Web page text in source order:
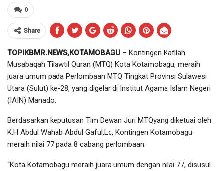
0
Share
TOPIKBMR.NEWS,KOTAMOBAGU – Kontingen Kafilah
Musabaqah Tilawtil Quran (MTQ) Kota Kotamobagu, meraih
juara umum pada Perlombaan MTQ Tingkat Provinsi Sulawesi
Utara (Sulut) ke-28, yang digelar di Institut Agama Islam Negeri
(IAIN) Manado.
Berdasarkan keputusan Tim Dewan Juri MTQyang diketuai oleh
K.H Abdul Wahab Abdul Gaful,Lc, Kontingen Kotamobagu
meraih nilai 77 pada 8 cabang perlombaan.
“Kota Kotamobagu meraih juara umum dengan nilai 77, disusul